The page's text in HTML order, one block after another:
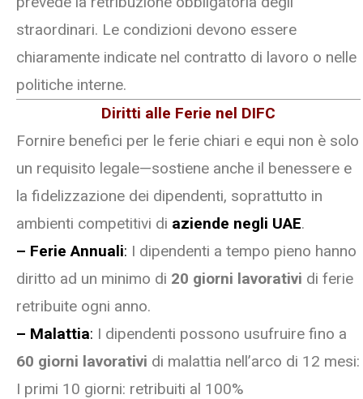
straordinari. Le condizioni devono essere
chiaramente indicate nel contratto di lavoro o nelle
politiche interne.
Diritti alle Ferie nel DIFC
Fornire benefici per le ferie chiari e equi non è solo
un requisito legale—sostiene anche il benessere e
la fidelizzazione dei dipendenti, soprattutto in
ambienti competitivi di aziende negli UAE.
– Ferie Annuali: I dipendenti a tempo pieno hanno
diritto ad un minimo di 20 giorni lavorativi di ferie
retribuite ogni anno.
– Malattia: I dipendenti possono usufruire fino a
60 giorni lavorativi di malattia nell’arco di 12 mesi:
I primi 10 giorni: retribuiti al 100%